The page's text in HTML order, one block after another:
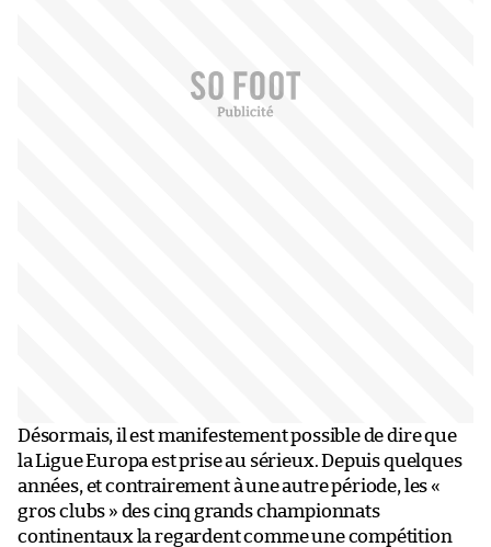
Désormais, il est manifestement possible de dire que
la Ligue Europa est prise au sérieux. Depuis quelques
années, et contrairement à une autre période, les «
gros clubs » des cinq grands championnats
continentaux la regardent comme une compétition